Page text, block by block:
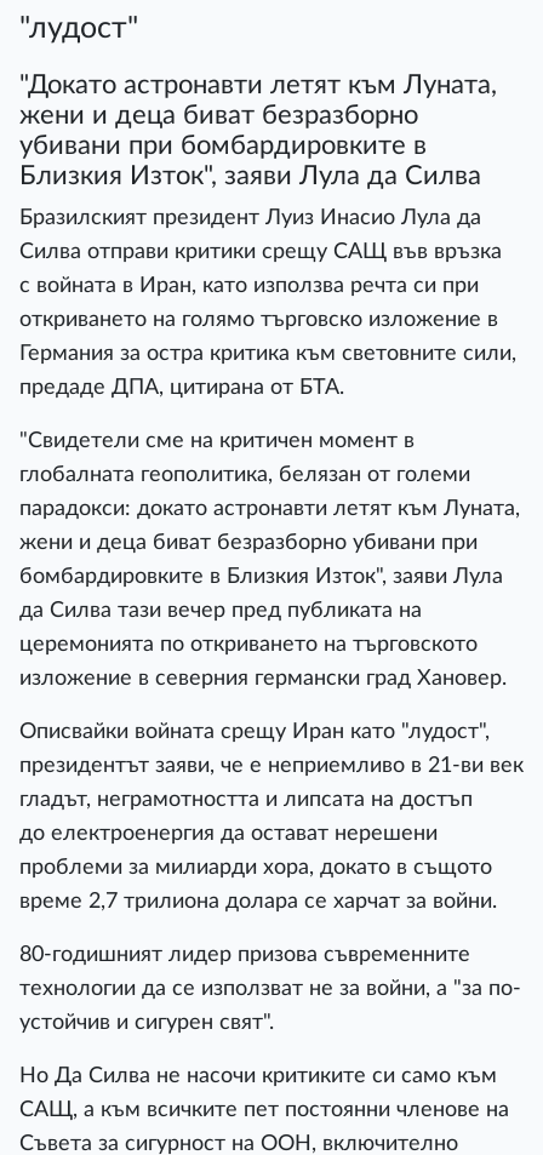
"лудост"
"Докато астронавти летят към Луната,
жени и деца биват безразборно
убивани при бомбардировките в
Близкия Изток", заяви Лула да Силва
Бразилският президент Луиз Инасио Лула да
Силва отправи критики срещу САЩ във връзка
с войната в Иран, като използва речта си при
откриването на голямо търговско изложение в
Германия за остра критика към световните сили,
предаде ДПА, цитирана от БТА.
"Свидетели сме на критичен момент в
глобалната геополитика, белязан от големи
парадокси: докато астронавти летят към Луната,
жени и деца биват безразборно убивани при
бомбардировките в Близкия Изток", заяви Лула
да Силва тази вечер пред публиката на
церемонията по откриването на търговското
изложение в северния германски град Хановер.
Описвайки войната срещу Иран като "лудост",
президентът заяви, че е неприемливо в 21-ви век
гладът, неграмотността и липсата на достъп
до електроенергия да остават нерешени
проблеми за милиарди хора, докато в същото
време 2,7 трилиона долара се харчат за войни.
80-годишният лидер призова съвременните
технологии да се използват не за войни, а "за по-
устойчив и сигурен свят".
Но Да Силва не насочи критиките си само към
САЩ, а към всичките пет постоянни членове на
Съвета за сигурност на ООН, включително